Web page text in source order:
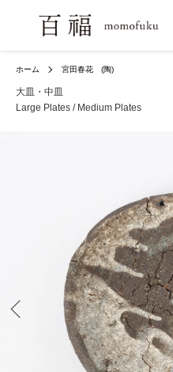
ホーム 宮田春花 (陶)
大皿・中皿
Large Plates / Medium Plates